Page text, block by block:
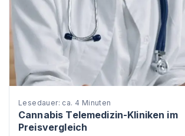
Lesedauer: ca. 4 Minuten
Cannabis Telemedizin-Kliniken im
Preisvergleich